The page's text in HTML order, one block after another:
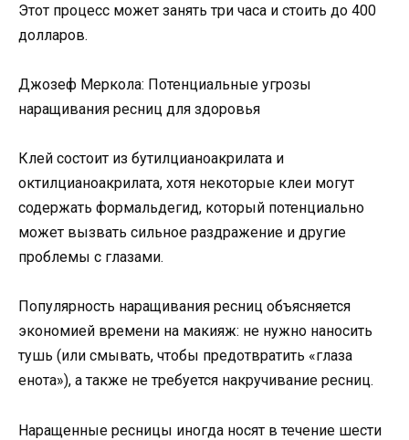
Этот процесс может занять три часа и стоить до 400
долларов.
Джозеф Меркола: Потенциальные угрозы
наращивания ресниц для здоровья
Клей состоит из бутилцианоакрилата и
октилцианоакрилата, хотя некоторые клеи могут
содержать формальдегид, который потенциально
может вызвать сильное раздражение и другие
проблемы с глазами.
Популярность наращивания ресниц объясняется
экономией времени на макияж: не нужно наносить
тушь (или смывать, чтобы предотвратить «глаза
енота»), а также не требуется накручивание ресниц.
Наращенные ресницы иногда носят в течение шести